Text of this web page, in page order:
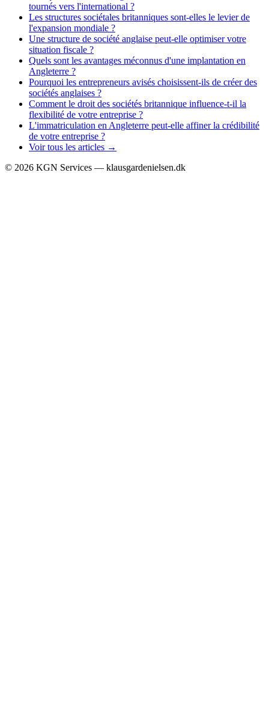
tournés vers l'international ?
Les structures sociétales britanniques sont-elles le levier de
l'expansion mondiale ?
Une structure de société anglaise peut-elle optimiser votre
situation fiscale ?
Quels sont les avantages méconnus d'une implantation en
Angleterre ?
Pourquoi les entrepreneurs avisés choisissent-ils de créer des
sociétés anglaises ?
Comment le droit des sociétés britannique influence-t-il la
flexibilité de votre entreprise ?
L'immatriculation en Angleterre peut-elle affiner la crédibilité
de votre entreprise ?
Voir tous les articles →
© 2026 KGN Services — klausgardenielsen.dk